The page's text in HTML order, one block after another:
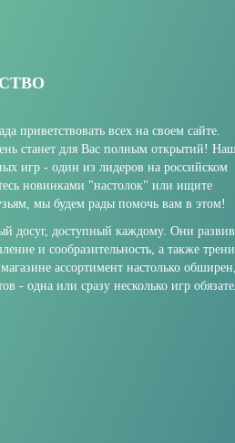
всех на своем сайте.
станет для Вас полным открытий!
игр - один из лидеров на российском
новинками "настолок" или ищите
мы будем рады помочь вам в этом!
досуг, доступный каждому. Они
и сообразительность, а также
ассортимент настолько
- одна или сразу несколько игр